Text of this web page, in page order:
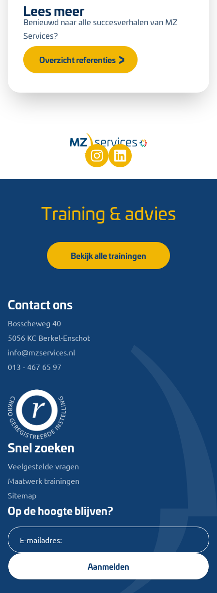
Lees meer
Benieuwd naar alle succesverhalen van MZ
Services?
Overzicht referenties
Training & advies
Bekijk alle trainingen
Contact ons
Bosscheweg 40
5056 KC Berkel-Enschot
info@mzservices.nl
013 - 467 65 97
Snel zoeken
Veelgestelde vragen
Maatwerk trainingen
Sitemap
Op de hoogte blijven?
Aanmelden